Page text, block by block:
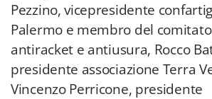
Pezzino, vicepresidente
Palermo e membro del
antiracket e antiusura, Rocco
presidente associazione Terra
Vincenzo Perricone, presidente